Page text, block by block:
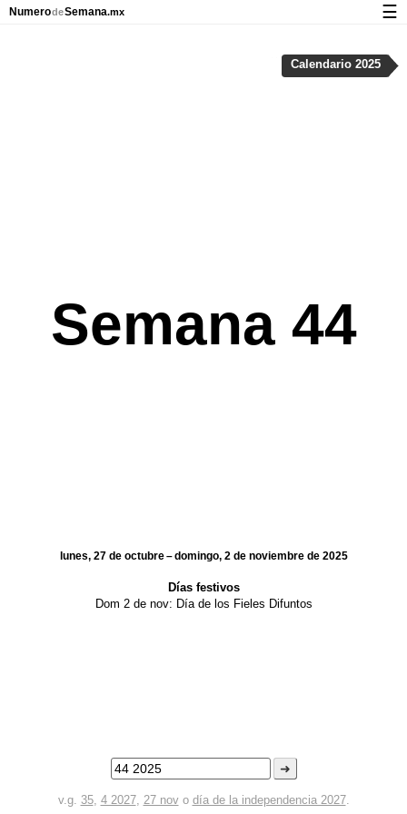
Semana 44
lunes, 27 de octubre – domingo, 2 de noviembre de 2025
Días festivos
Dom 2 de nov: Día de los Fieles Difuntos
➜
v.g. 35, 4 2027, 27 novo día de la independencia 2027.
Calendario 2025
NumerodeSemana.mx ☰